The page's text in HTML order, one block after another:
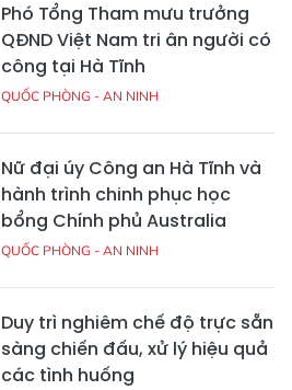
Phó Tổng Tham mưu trưởng
QĐND Việt Nam tri ân người có
công tại Hà Tĩnh
QUỐC PHÒNG - AN NINH
Nữ đại úy Công an Hà Tĩnh và
hành trình chinh phục học
bổng Chính phủ Australia
QUỐC PHÒNG - AN NINH
Duy trì nghiêm chế độ trực sẵn
sàng chiến đấu, xử lý hiệu quả
các tình huống